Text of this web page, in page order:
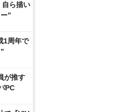
ら描い
”
1周年で
が推す
PC